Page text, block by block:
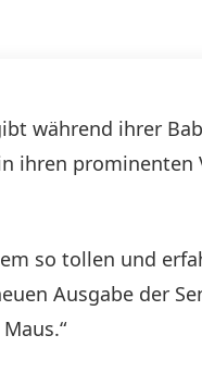
während ihrer
ihren
so tollen und
Ausgabe der